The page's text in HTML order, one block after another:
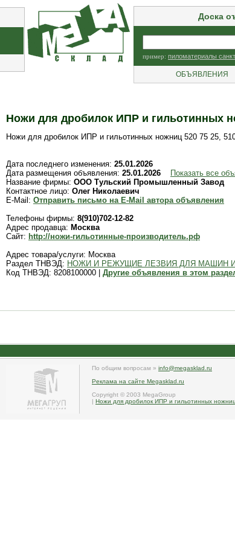
Доска
пример: пиломатериалы
ОБЪЯВЛЕНИЯ
Ножи для дробилок ИПР и гильотинных
Ножи для дробилок ИПР и гильотинных ножниц 520 75 25,
Дата последнего изменения: 25.01.2026
Дата размещения объявления: 25.01.2026
Показать все
Название фирмы: ООО Тульский Промышленный Завод
Контактное лицо: Олег Николаевич
E-Mail: Отправить письмо на E-Mail автора объявления
Телефоны фирмы: 8(910)702-12-82
Адрес продавца: Москва
Сайт: http://ножи-гильотинные-производитель.рф
Адрес товара/услуги: Москва
Раздел ТНВЭД: НОЖИ И РЕЖУЩИЕ ЛЕЗВИЯ ДЛЯ МАШИН
Код ТНВЭД: 8208100000 | Другие объявления в этом
По общим вопросам » info@megasklad.ru
Реклама на сайте Megasklad.ru
Copyright © 2003 MegaGroup
| Ножи для дробилок ИПР и гильотинных